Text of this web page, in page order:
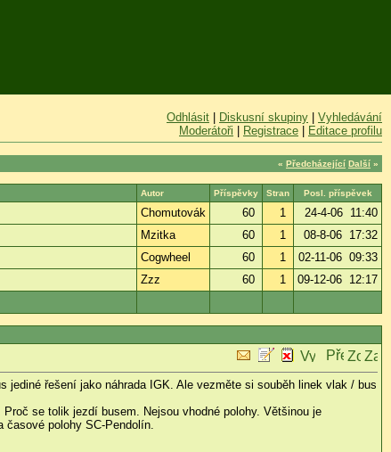
Odhlásit Diskusní skupiny
Vyhledávání
Moderátoři
Registrace Editace profilu
« Předcházející Další »
Autor Příspěvky Stran Posl. příspěvek
Chomutovák 60 1
24-4-06 11:40
Mzitka 60 1
08-8-06 17:32
Cogwheel 60 1
02-11-06 09:33
Zzz 60 1 09-12-06 12:17
řešení jako náhrada IGK. Ale vezměte si souběh linek vlak / bus
se tolik jezdí busem. Nejsou vhodné polohy. Většinou je
polohy SC-Pendolín.